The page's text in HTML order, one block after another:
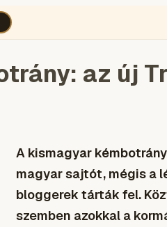
az új
A kismagyar
magyar sajtót, mégis a
bloggerek tárták fel.
szemben azokkal a